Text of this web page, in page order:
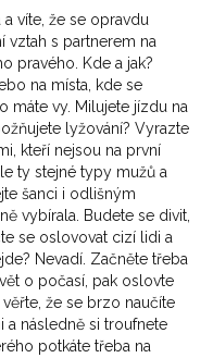
víte, že se opravdu
vztah s partnerem na
pravého. Kde a jak?
na místa, kde se
máte vy. Milujete jízdu na
lyžování? Vyrazte
kteří nejsou na první
ty stejné typy mužů a
šanci i odlišným
vybírala. Budete se divit,
se oslovovat cizí lidi a
Nevadí. Začněte třeba
o počasí, pak oslovte
že se brzo naučíte
a následně si troufnete
potkáte třeba na